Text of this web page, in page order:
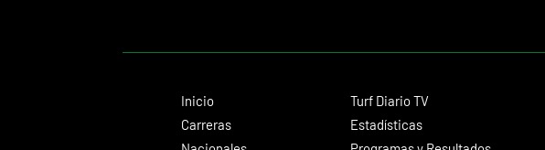
Inicio
Carreras
Turf Diario TV
Estadísticas